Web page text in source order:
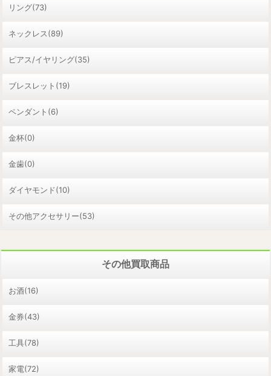
リング(73)
ネックレス(89)
ピアス/イヤリング(35)
ブレスレット(19)
ペンダント(6)
金杯(0)
金歯(0)
ダイヤモンド(10)
その他アクセサリー(53)
その他買取商品
お酒(16)
金券(43)
工具(78)
家電(72)